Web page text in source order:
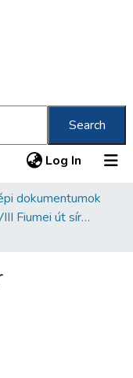
Search
Log In (current)
dokumentumok
Budapest VIII Fiumei út sírkert 2. rész